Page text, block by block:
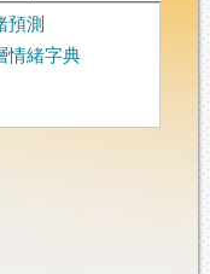
預測
情緒字典